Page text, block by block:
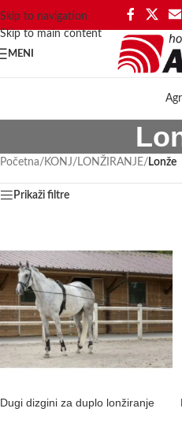
Skip to navigation
Skip to main content
MENI
Početna/ KONJ/ LONŽIRANJE/ Lonže
Prikaži filtre
Dugi dizgini za duplo lonžiranje